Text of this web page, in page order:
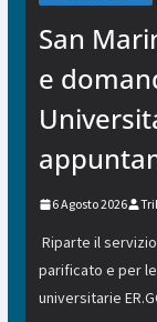
San
e
6 Agosto 2026
Riparte il servizio
parificato e per
universitarie